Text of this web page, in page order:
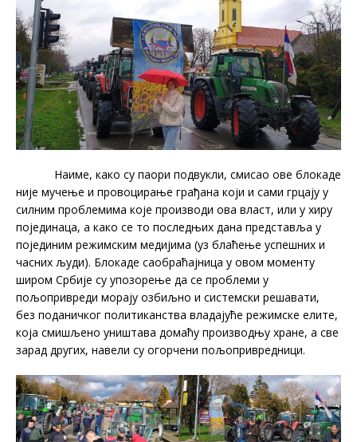
Наиме, како су паори подвукли, смисао ове блокаде
није мучење и провоцирање грађана који и сами грцају у
силним проблемима које производи ова власт, или у хиру
појединаца, а како се то последњих дана представља у
појединим режимским медијима (уз блаћење успешних и
часних људи). Блокаде саобраћајница у овом моменту
широм Србије су упозорење да се проблеми у
пољопривреди морају озбиљно и системски решавати,
без поданичког политиканства владајуће режимске елите,
која смишљено уништава домаћу производњу хране, а све
зарад других, навели су огорчени пољопривредници.